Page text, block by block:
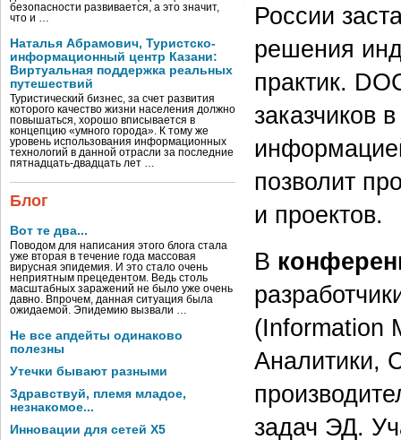
безопасности развивается, а это значит,
что и …
Наталья Абрамович, Туристско-
информационный центр Казани:
Виртуальная поддержка реальных
путешествий
Туристический бизнес, за счет развития
которого качество жизни населения должно
повышаться, хорошо вписывается в
концепцию «умного города». К тому же
уровень использования информационных
технологий в данной отрасли за последние
пятнадцать-двадцать лет …
Блог
Вот те два...
Поводом для написания этого блога стала
уже вторая в течение года массовая
вирусная эпидемия. И это стало очень
неприятным прецедентом. Ведь столь
масштабных заражений не было уже очень
давно. Впрочем, данная ситуация была
ожидаемой. Эпидемию вызвали …
Не все апдейты одинаково
полезны
Утечки бывают разными
Здравствуй, племя младое,
незнакомое...
Инновации для сетей X5
России
решения
практик.
заказчиков
позволит
и проектов.
В
(Information
Аналитики,
задач ЭД.